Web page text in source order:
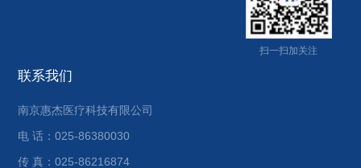
联系我们
南京惠杰医疗科技有限公司
电 话：025-86380030
传 真：025-86216874
扫一扫加关注